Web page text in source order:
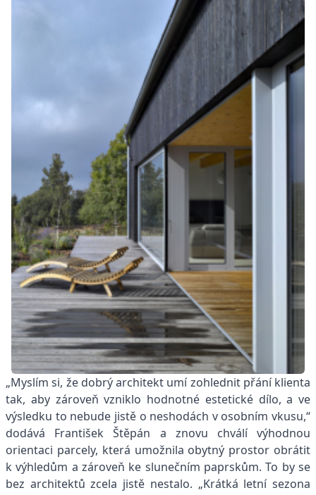
„Myslím si, že dobrý architekt umí zohlednit přání klienta
tak, aby zároveň vzniklo hodnotné estetické dílo, a ve
výsledku to nebude jistě o neshodách v osobním vkusu,“
dodává František Štěpán a znovu chválí výhodnou
orientaci parcely, která umožnila obytný prostor obrátit
k výhledům a zároveň ke slunečním paprskům. To by se
bez architektů zcela jistě nestalo. „Krátká letní sezona